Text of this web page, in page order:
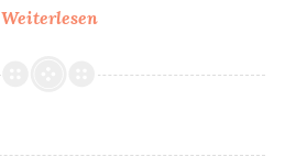
WeiterlesenKommentare
negativem